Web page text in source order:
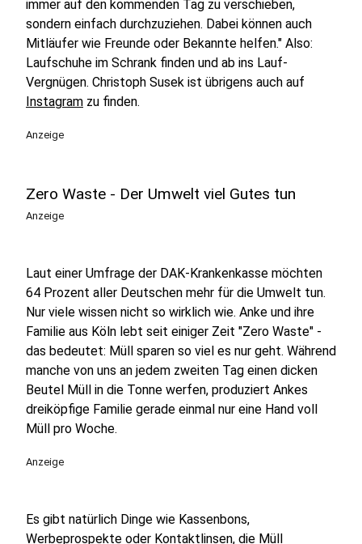
immer auf den kommenden Tag zu verschieben,
sondern einfach durchzuziehen. Dabei können auch
Mitläufer wie Freunde oder Bekannte helfen." Also:
Laufschuhe im Schrank finden und ab ins Lauf-
Vergnügen. Christoph Susek ist übrigens auch auf
Instagram zu finden.
Anzeige
Zero Waste - Der Umwelt viel Gutes tun
Anzeige
Laut einer Umfrage der DAK-Krankenkasse möchten
64 Prozent aller Deutschen mehr für die Umwelt tun.
Nur viele wissen nicht so wirklich wie. Anke und ihre
Familie aus Köln lebt seit einiger Zeit "Zero Waste" -
das bedeutet: Müll sparen so viel es nur geht. Während
manche von uns an jedem zweiten Tag einen dicken
Beutel Müll in die Tonne werfen, produziert Ankes
dreiköpfige Familie gerade einmal nur eine Hand voll
Müll pro Woche.
Anzeige
Es gibt natürlich Dinge wie Kassenbons,
Werbeprospekte oder Kontaktlinsen, die Müll